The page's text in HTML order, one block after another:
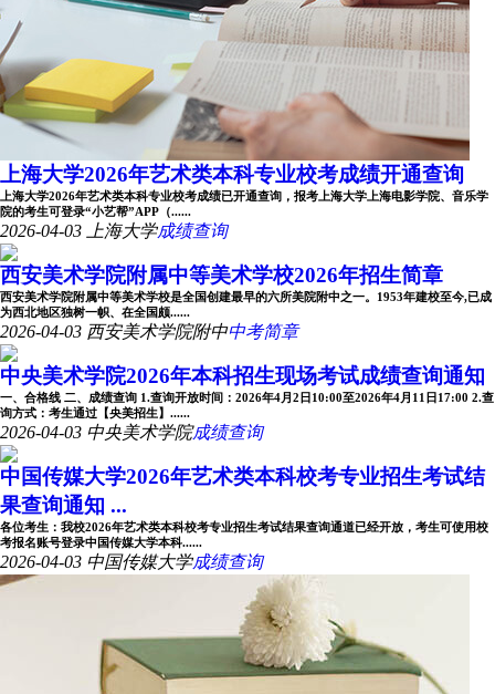
上海大学2026年艺术类本科专业校考成绩开通查询
上海大学2026年艺术类本科专业校考成绩已开通查询，报考上海大学上海电影学院、音乐学
院的考生可登录“小艺帮”APP（......
2026-04-03 上海大学成绩查询
西安美术学院附属中等美术学校2026年招生简章
西安美术学院附属中等美术学校是全国创建最早的六所美院附中之一。1953年建校至今,已成
为西北地区独树一帜、在全国颇......
2026-04-03 西安美术学院附中中考简章
中央美术学院2026年本科招生现场考试成绩查询通知
一、合格线 二、成绩查询 1.查询开放时间：2026年4月2日10:00至2026年4月11日17:00 2.查
询方式：考生通过【央美招生】......
2026-04-03 中央美术学院成绩查询
中国传媒大学2026年艺术类本科校考专业招生考试结
果查询通知 ...
各位考生：我校2026年艺术类本科校考专业招生考试结果查询通道已经开放，考生可使用校
考报名账号登录中国传媒大学本科......
2026-04-03 中国传媒大学成绩查询